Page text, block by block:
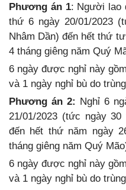
Phương án 1: Người lao
thứ 6 ngày 20/01/2023
Nhâm Dần) đến hết thứ
4 tháng giêng năm Quý
6 ngày được nghỉ này
và 1 ngày nghỉ bù do
Phương án 2: Nghỉ 6
21/01/2023 (tức ngày 30
đến hết thứ năm ngày
tháng giêng năm Quý
6 ngày được nghỉ này
và 1 ngày nghỉ bù do